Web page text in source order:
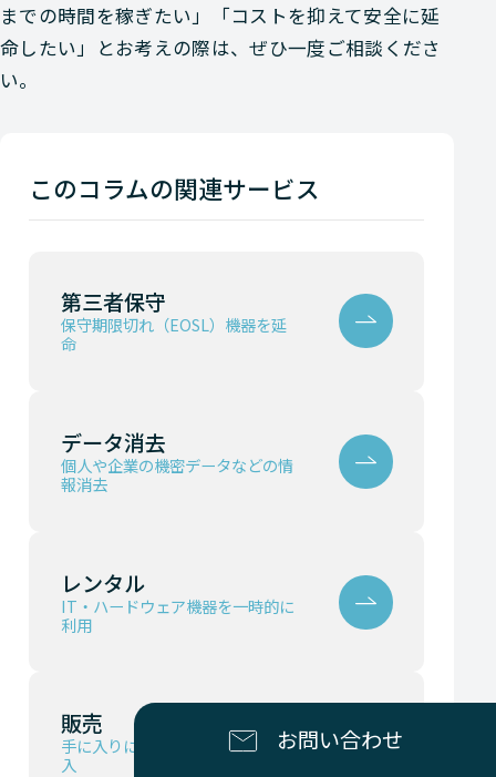
までの時間を稼ぎたい」「コストを抑えて安全に延
命したい」とお考えの際は、ぜひ一度ご相談くださ
い。
このコラムの関連サービス
第三者保守
保守期限切れ（EOSL）機器を延
命
データ消去
個人や企業の機密データなどの情
報消去
レンタル
IT・ハードウェア機器を一時的に
利用
販売
手に入りにくい機器やパーツを購
入
お問い合わせ